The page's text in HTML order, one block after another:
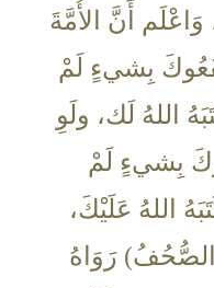
وَاعْلَم أَنَّ الأُمَّةَ
بِشيءٍ لَمْ
اللهُ لَك، ولَوِ
بِشيءٍ لَمْ
اللهُ عَلَيْكَ،
رَوَاهُ